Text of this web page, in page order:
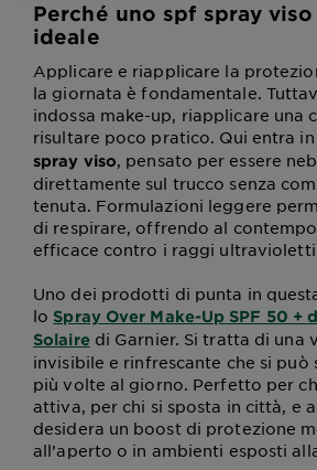
Perché uno spf spray
ideale
Applicare e riapplicare la
la giornata è fondamentale.
indossa make-up, riapplicare una
risultare poco pratico. Qui entra
spray viso, pensato per essere
direttamente sul trucco senza
tenuta. Formulazioni leggere
di respirare, offrendo al
efficace contro i raggi
Uno dei prodotti di punta in
lo Spray Over Make-Up SPF 50 +
Solairedi Garnier. Si tratta di una
invisibile e rinfrescante che si può
più volte al giorno. Perfetto per
attiva, per chi si sposta in città, e
desidera un boost di protezione
all’aperto o in ambienti esposti